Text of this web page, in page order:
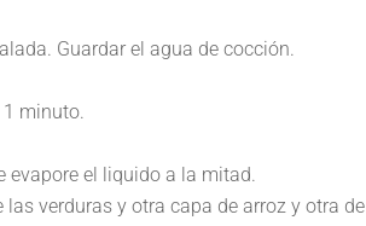
Guardar el agua de cocción.
1 minuto.
evapore el liquido a la mitad.
verduras y otra capa de arroz y otra de